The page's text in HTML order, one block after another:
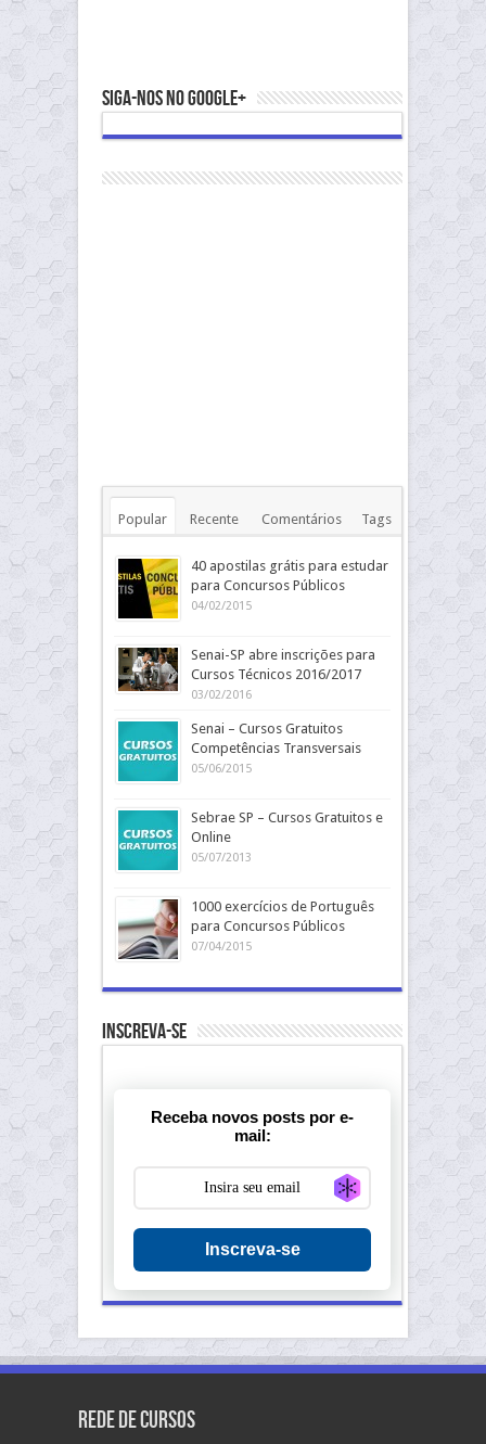
Siga-nos no Google+
Popular Recente Comentários Tags
40 apostilas grátis para estudar
para Concursos Públicos
04/02/2015
Senai-SP abre inscrições para
Cursos Técnicos 2016/2017
03/02/2016
Senai – Cursos Gratuitos
Competências Transversais
05/06/2015
Sebrae SP – Cursos Gratuitos e
Online
05/07/2013
1000 exercícios de Português
para Concursos Públicos
07/04/2015
Inscreva-se
Receba novos posts por e-
mail:
Generate new
Inscreva-se
Rede de Cursos